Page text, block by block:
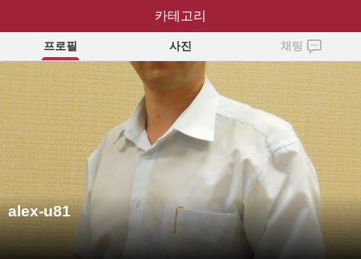
alex-u81
프로필 사진 채팅
alex-u81
카테고리